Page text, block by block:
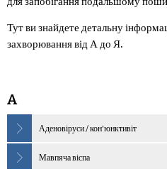
Тут ви знайдете детальну
захворювання від А до Я.
A
Аденовіруси / кон'юнктивіт
Мавпяча віспа